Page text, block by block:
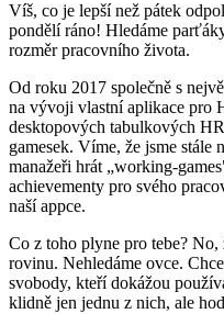
Víš, co je lepší než pátek
pondělí ráno! Hledáme
rozměr pracovního života.
Od roku 2017 společně s
na vývoji vlastní aplikace pro
desktopových tabulkových
gamesek. Víme, že jsme stále
manažeři hrát „working-
achievementy pro svého
naší appce.
Co z toho plyne pro tebe? No,
rovinu. Nehledáme ovce.
svobody, kteří dokážou
klidně jen jednu z nich, ale